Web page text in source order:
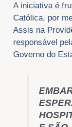
A iniciativa é
Católica, por
Assis na
responsável
Governo do